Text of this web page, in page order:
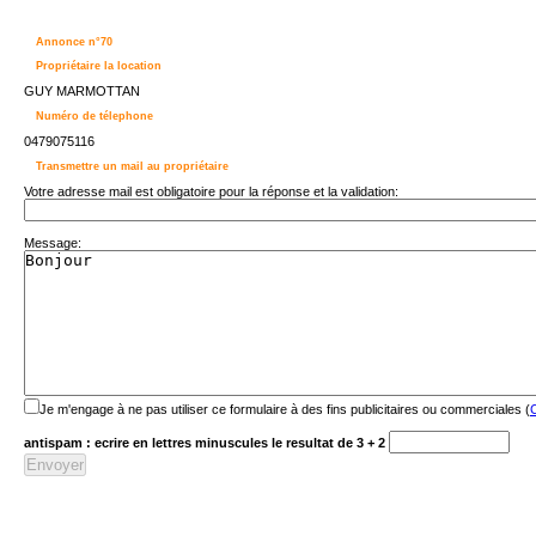
Annonce n°70
Propriétaire la location
GUY MARMOTTAN
Numéro de télephone
0479075116
Transmettre un mail au propriétaire
Votre adresse mail est obligatoire pour la réponse et la validation:
Message:
Je m'engage à ne pas utiliser ce formulaire à des fins publicitaires ou commerciales (
antispam : ecrire en lettres minuscules le resultat de 3 + 2